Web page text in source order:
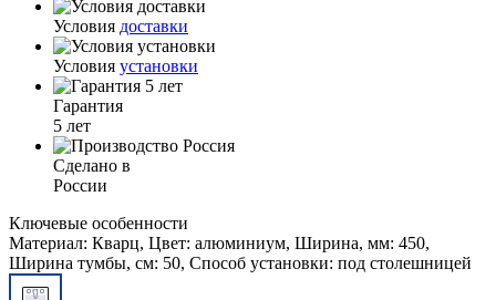
Условия доставки
Условия установки
Гарантия
5 лет
Сделано в
России
Ключевые особенности
Материал: Кварц, Цвет: алюминиум, Ширина, мм: 450,
Ширина тумбы, см: 50, Способ установки: под столешницей